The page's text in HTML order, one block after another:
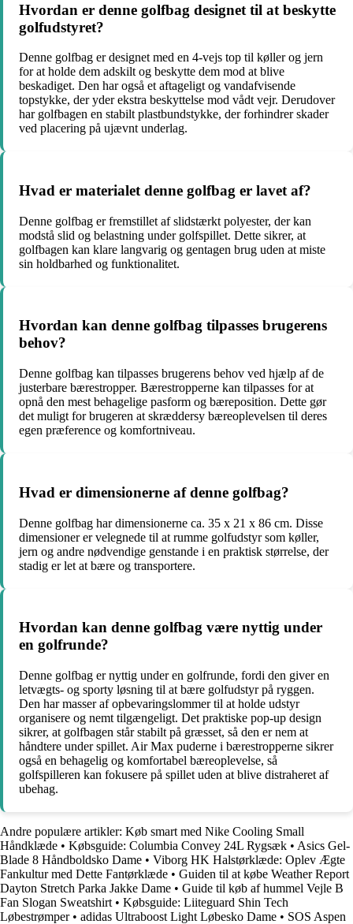
Hvordan er denne golfbag designet til at beskytte
golfudstyret?
Denne golfbag er designet med en 4-vejs top til køller og jern
for at holde dem adskilt og beskytte dem mod at blive
beskadiget. Den har også et aftageligt og vandafvisende
topstykke, der yder ekstra beskyttelse mod vådt vejr. Derudover
har golfbagen en stabilt plastbundstykke, der forhindrer skader
ved placering på ujævnt underlag.
Hvad er materialet denne golfbag er lavet af?
Denne golfbag er fremstillet af slidstærkt polyester, der kan
modstå slid og belastning under golfspillet. Dette sikrer, at
golfbagen kan klare langvarig og gentagen brug uden at miste
sin holdbarhed og funktionalitet.
Hvordan kan denne golfbag tilpasses brugerens
behov?
Denne golfbag kan tilpasses brugerens behov ved hjælp af de
justerbare bærestropper. Bærestropperne kan tilpasses for at
opnå den mest behagelige pasform og bæreposition. Dette gør
det muligt for brugeren at skræddersy bæreoplevelsen til deres
egen præference og komfortniveau.
Hvad er dimensionerne af denne golfbag?
Denne golfbag har dimensionerne ca. 35 x 21 x 86 cm. Disse
dimensioner er velegnede til at rumme golfudstyr som køller,
jern og andre nødvendige genstande i en praktisk størrelse, der
stadig er let at bære og transportere.
Hvordan kan denne golfbag være nyttig under
en golfrunde?
Denne golfbag er nyttig under en golfrunde, fordi den giver en
letvægts- og sporty løsning til at bære golfudstyr på ryggen.
Den har masser af opbevaringslommer til at holde udstyr
organisere og nemt tilgængeligt. Det praktiske pop-up design
sikrer, at golfbagen står stabilt på græsset, så den er nem at
håndtere under spillet. Air Max puderne i bærestropperne sikrer
også en behagelig og komfortabel bæreoplevelse, så
golfspilleren kan fokusere på spillet uden at blive distraheret af
ubehag.
Andre populære artikler: Køb smart med Nike Cooling Small
Håndklæde • Købsguide: Columbia Convey 24L Rygsæk • Asics Gel-
Blade 8 Håndboldsko Dame • Viborg HK Halstørklæde: Oplev Ægte
Fankultur med Dette Fantørklæde • Guiden til at købe Weather Report
Dayton Stretch Parka Jakke Dame • Guide til køb af hummel Vejle B
Fan Slogan Sweatshirt • Købsguide: Liiteguard Shin Tech
Løbestrømper• adidas Ultraboost Light Løbesko Dame • SOS Aspen